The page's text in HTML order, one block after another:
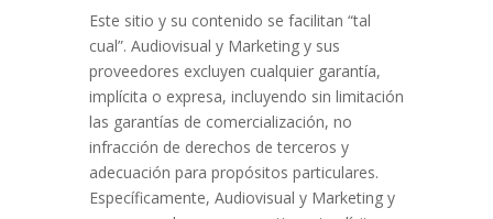
Este sitio y su contenido se facilitan “tal
cual”. Audiovisual y Marketing y sus
proveedores excluyen cualquier garantía,
implícita o expresa, incluyendo sin limitación
las garantías de comercialización, no
infracción de derechos de terceros y
adecuación para propósitos particulares.
Específicamente, Audiovisual y Marketing y